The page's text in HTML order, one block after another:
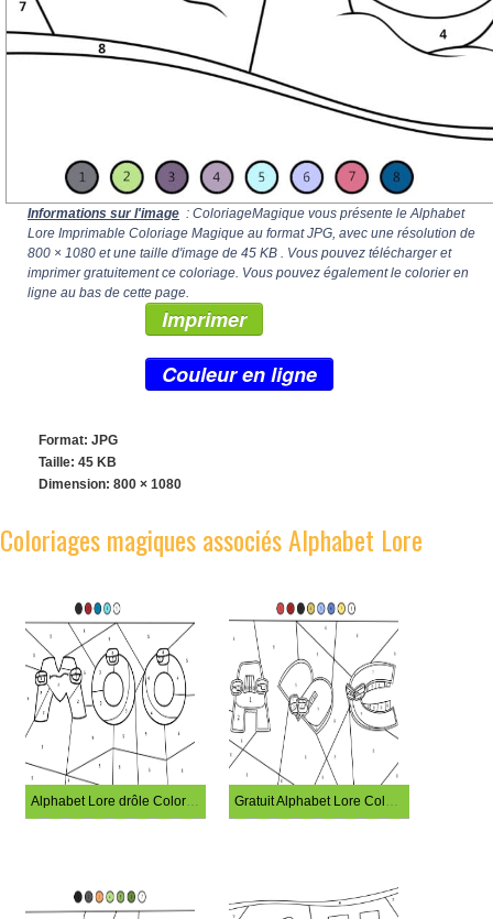
Informations sur l'image : ColoriageMagique vous présente le Alphabet
Lore Imprimable Coloriage Magique au format JPG, avec une résolution de
800 × 1080 et une taille d'image de 45 KB . Vous pouvez télécharger et
imprimer gratuitement ce coloriage. Vous pouvez également le colorier en
ligne au bas de cette page.
Imprimer
Couleur en ligne
Format: JPG
Taille: 45 KB
Dimension: 800 × 1080
Coloriages magiques associés Alphabet Lore
Alphabet Lore drôle Coloriage Magique Gratuit Alphabet Lore Coloriage Magique